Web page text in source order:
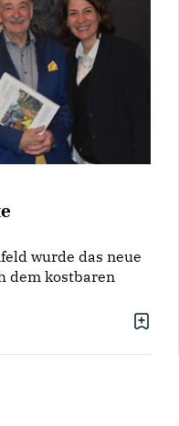
wurde das neue
dem kostbaren